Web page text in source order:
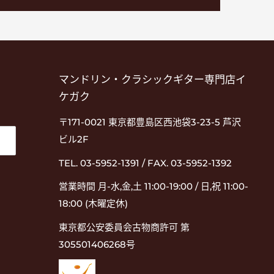
マンドリン・クラシックギター専門店イ
ケガク
〒171-0021 東京都豊島区西池袋3-23-5 芦沢
ビル2F
TEL. 03-5952-1391 / FAX. 03-5952-1392
営業時間 月-水,金,土 11:00-19:00 / 日,祝 11:00-
18:00 (木曜定休)
東京都公安委員会古物商許可 第
305501406268号